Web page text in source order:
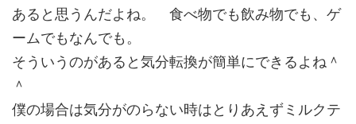
あると思うんだよね。 食べ物でも飲み物でも、ゲ
ームでもなんでも。
そういうのがあると気分転換が簡単にできるよね＾
＾
僕の場合は気分がのらない時はとりあえずミルクテ